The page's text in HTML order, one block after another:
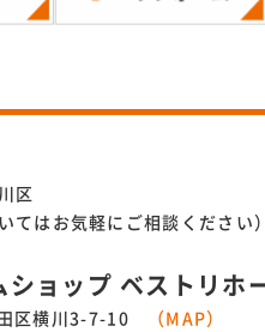
区
てはお気軽にご相談ください
ョップ ベストリホ
区横川3-7-10
（MAP）